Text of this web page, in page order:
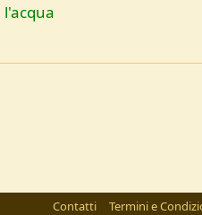
Contatti Termini e